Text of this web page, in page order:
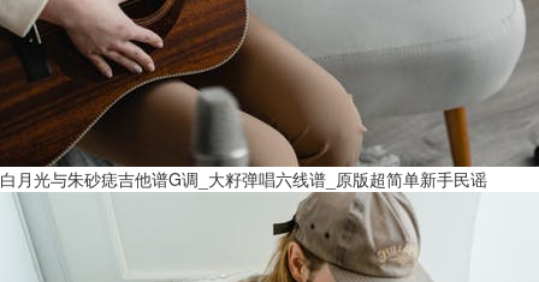
白月光与朱砂痣吉他谱G调_大籽弹唱六线谱_原版超简单新手民谣